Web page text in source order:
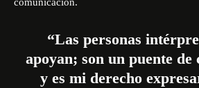
comunicación.
“Las personas
apoyan; son un puente de
y es mi derecho